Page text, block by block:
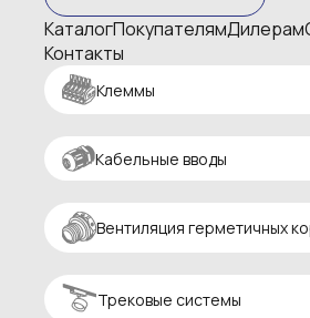
КаталогПокупателямДилерам
Контакты
Клеммы
Кабельные вводы
Вентиляция герметичных
Трековые системы